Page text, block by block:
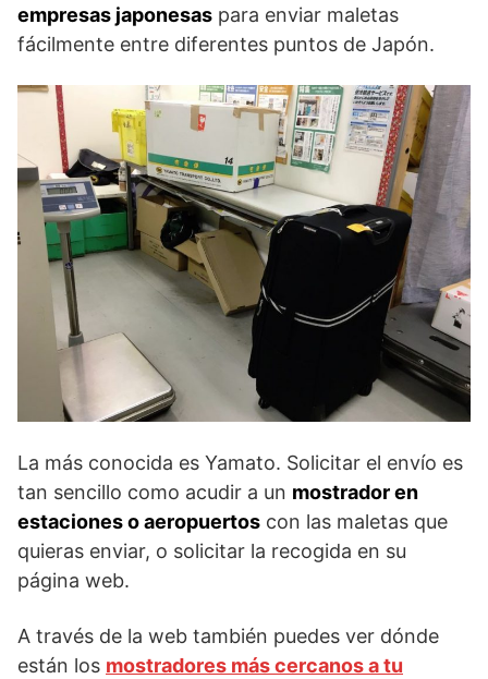
empresas japonesas para enviar maletas
fácilmente entre diferentes puntos de Japón.
La más conocida es Yamato. Solicitar el envío es
tan sencillo como acudir a un mostrador en
estaciones o aeropuertos con las maletas que
quieras enviar, o solicitar la recogida en su
página web.
A través de la web también puedes ver dónde
están los mostradores más cercanos a tu